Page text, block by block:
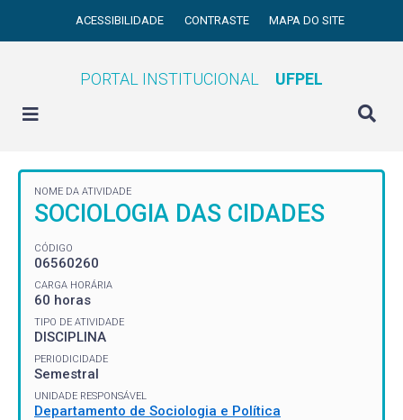
ACESSIBILIDADE CONTRASTE MAPA DO SITE
PORTAL INSTITUCIONAL UFPEL
NOME DA ATIVIDADE
SOCIOLOGIA DAS CIDADES
CÓDIGO
06560260
CARGA HORÁRIA
60 horas
TIPO DE ATIVIDADE
DISCIPLINA
PERIODICIDADE
Semestral
UNIDADE RESPONSÁVEL
Departamento de Sociologia e Política